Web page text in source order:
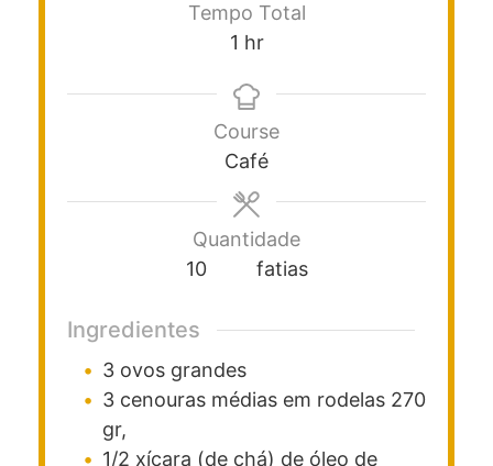
Tempo Total
1 hr
Course
Café
Quantidade
10
fatias
Ingredientes
3 ovos grandes
3 cenouras médias em rodelas 270
gr,
1/2 xícara (de chá) de óleo de